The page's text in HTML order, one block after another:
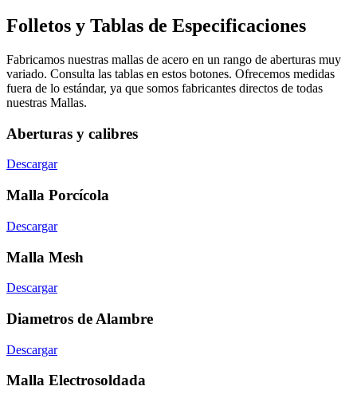
Folletos y Tablas de Especificaciones
Fabricamos nuestras mallas de acero en un rango de aberturas muy
variado. Consulta las tablas en estos botones. Ofrecemos medidas
fuera de lo estándar, ya que somos fabricantes directos de todas
nuestras Mallas.
Aberturas y calibres
Descargar
Malla Porcícola
Descargar
Malla Mesh
Descargar
Diametros de Alambre
Descargar
Malla Electrosoldada